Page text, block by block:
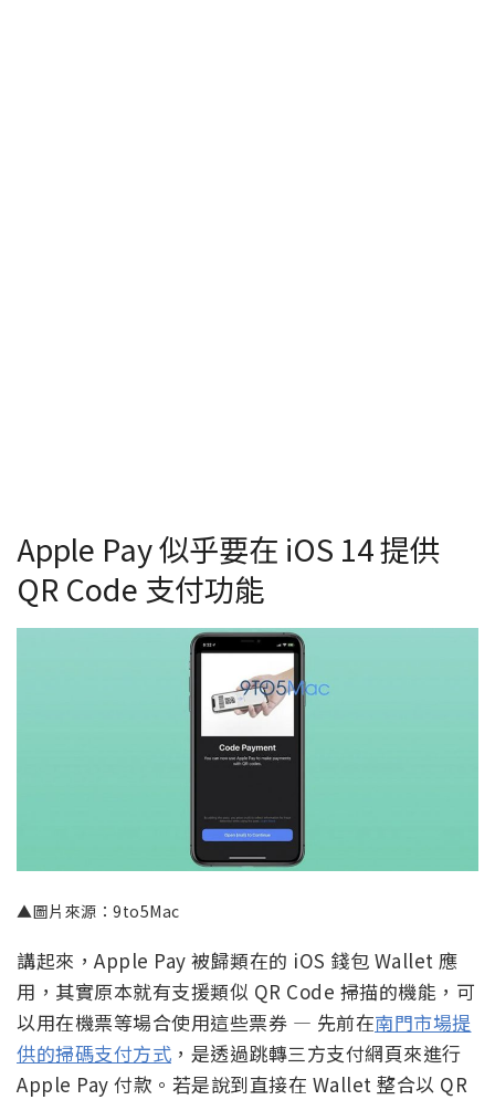
Apple Pay 似乎要在 iOS 14 提供
QR Code 支付功能
▲圖片來源：9to5Mac
講起來，Apple Pay 被歸類在的 iOS 錢包 Wallet 應
用，其實原本就有支援類似 QR Code 掃描的機能，可
以用在機票等場合使用這些票券 — 先前在南門市場提
供的掃碼支付方式 ，是透過跳轉三方支付網頁來進行
Apple Pay 付款。若是說到直接在 Wallet 整合以 QR